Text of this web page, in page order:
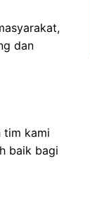
dan
tim kami
baik bagi